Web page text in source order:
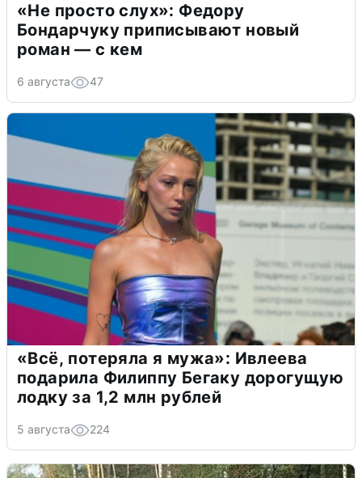
«Не просто слух»: Федору
Бондарчуку приписывают новый
роман — с кем
6 августа 47
«Всё, потеряла я мужа»: Ивлеева
подарила Филиппу Бегаку дорогущую
лодку за 1,2 млн рублей
5 августа 224